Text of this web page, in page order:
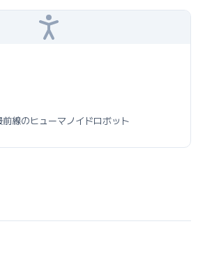
線のヒューマノイドロボット